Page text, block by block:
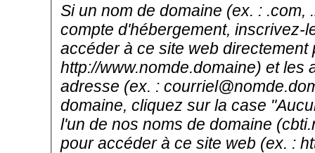
Si un nom de domaine (ex. :
compte d'hébergement, inscrivez-
accéder à ce site web
http://www.nomde.domaine) et
adresse (ex. :
domaine, cliquez sur la case
l'un de nos noms de domaine
pour accéder à ce site web (ex. :